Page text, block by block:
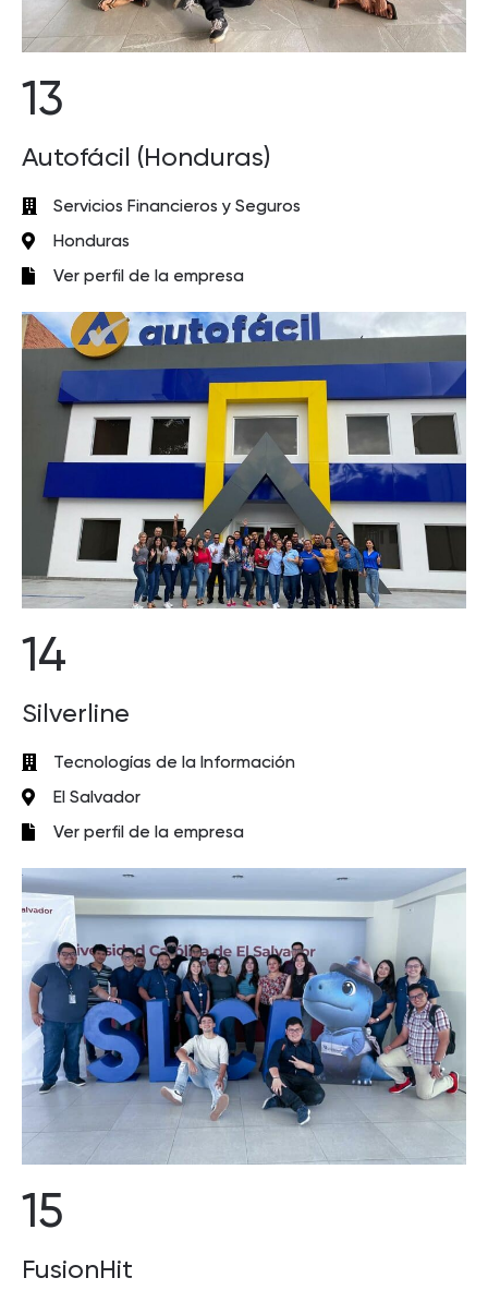
13
Autofácil (Honduras)
Servicios Financieros y Seguros
Honduras
Ver perfil de la empresa
14
Silverline
Tecnologías de la Información
El Salvador
Ver perfil de la empresa
15
FusionHit